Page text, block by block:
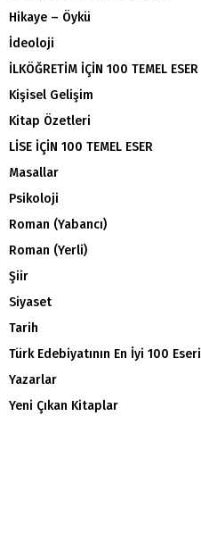
Hikaye – Öykü
İdeoloji
İLKÖĞRETİM İÇİN 100 TEMEL ESER
Kişisel Gelişim
Kitap Özetleri
LİSE İÇİN 100 TEMEL ESER
Masallar
Psikoloji
Roman (Yabancı)
Roman (Yerli)
Şiir
Siyaset
Tarih
Türk Edebiyatının En İyi 100 Eseri
Yazarlar
Yeni Çıkan Kitaplar